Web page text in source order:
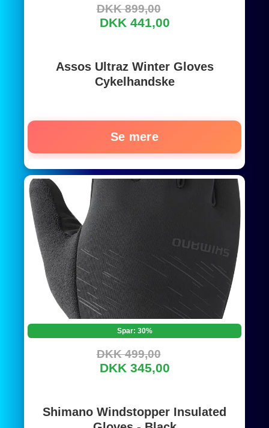
DKK 899,00
DKK 441,00
Assos Ultraz Winter Gloves
Cykelhandske
Se mere
Spar: 30%
DKK 499,00
DKK 345,00
Shimano Windstopper Insulated